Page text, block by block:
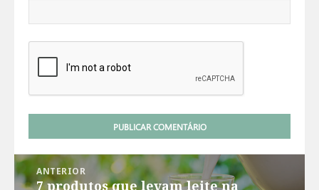
Navegação
de
ANTERIOR
Post
7 produtos que levam leite na